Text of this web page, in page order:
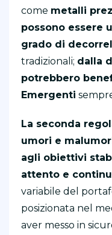
come metalli
possono essere
grado di
tradizionali; dalla
potrebbero
Emergenti
La seconda
umori e
agli obiettivi
attento e
variabile del
posizionata nel
aver messo in